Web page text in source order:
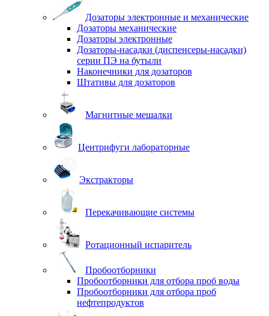
Дозаторы электронные и механические
Дозаторы механические
Дозаторы электронные
Дозаторы-насадки (диспенсеры-насадки)
серии ПЭ на бутыли
Наконечники для дозаторов
Штативы для дозаторов
Магнитные мешалки
Центрифуги лабораторные
Экстракторы
Перекачивающие системы
Ротационный испаритель
Пробоотборники
Пробоотборники для отбора проб воды
Пробоотборники для отбора проб
нефтепродуктов